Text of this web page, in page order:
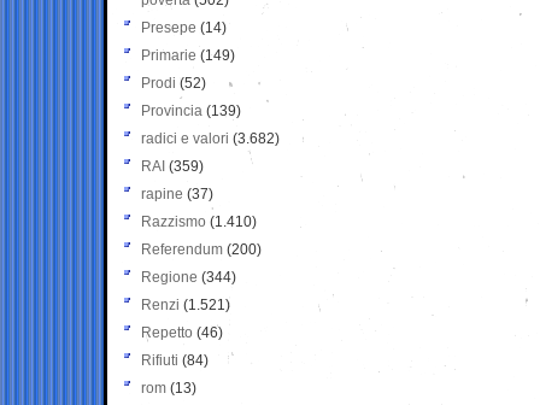
Presepe (14)
Primarie (149)
Prodi (52)
Provincia (139)
radici e valori (3.682)
RAI (359)
rapine (37)
Razzismo (1.410)
Referendum (200)
Regione (344)
Renzi (1.521)
Repetto (46)
Rifiuti (84)
rom (13)